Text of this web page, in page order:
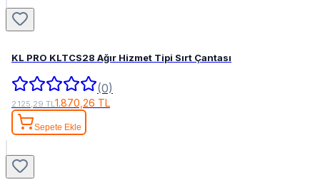
KL PRO KLTCS28 Ağır Hizmet Tipi Sırt Çantası
(0)
2.125,29 TL1.870,26 TL
Sepete Ekle